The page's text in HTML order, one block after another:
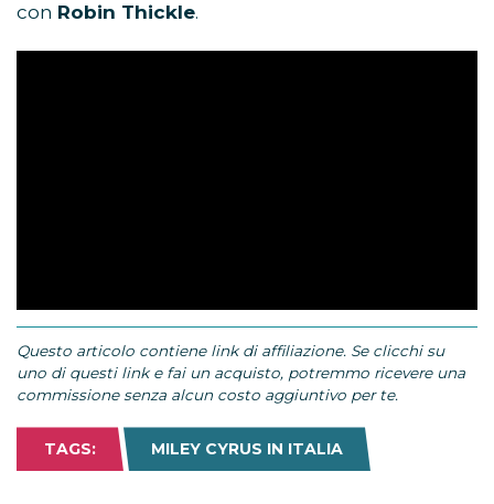
con Robin Thickle.
Questo articolo contiene link di affiliazione. Se clicchi su
uno di questi link e fai un acquisto, potremmo ricevere una
commissione senza alcun costo aggiuntivo per te.
TAGS: MILEY CYRUS IN ITALIA